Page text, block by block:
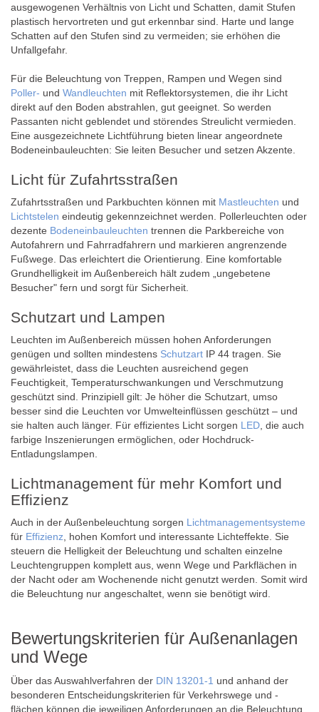
ausgewogenen Verhältnis von Licht und Schatten, damit Stufen
plastisch hervortreten und gut erkennbar sind. Harte und lange
Schatten auf den Stufen sind zu vermeiden; sie erhöhen die
Unfallgefahr.
Für die Beleuchtung von Treppen, Rampen und Wegen sind
Poller- und Wandleuchten mit Reflektorsystemen, die ihr Licht
direkt auf den Boden abstrahlen, gut geeignet. So werden
Passanten nicht geblendet und störendes Streulicht vermieden.
Eine ausgezeichnete Lichtführung bieten linear angeordnete
Bodeneinbauleuchten: Sie leiten Besucher und setzen Akzente.
Licht für Zufahrtsstraßen
Zufahrtsstraßen und Parkbuchten können mit Mastleuchten und
Lichtstelen eindeutig gekennzeichnet werden. Pollerleuchten oder
dezente Bodeneinbauleuchten trennen die Parkbereiche von
Autofahrern und Fahrradfahrern und markieren angrenzende
Fußwege. Das erleichtert die Orientierung. Eine komfortable
Grundhelligkeit im Außenbereich hält zudem „ungebetene
Besucher" fern und sorgt für Sicherheit.
Schutzart und Lampen
Leuchten im Außenbereich müssen hohen Anforderungen
genügen und sollten mindestens Schutzart IP 44 tragen. Sie
gewährleistet, dass die Leuchten ausreichend gegen
Feuchtigkeit, Temperaturschwankungen und Verschmutzung
geschützt sind. Prinzipiell gilt: Je höher die Schutzart, umso
besser sind die Leuchten vor Umwelteinflüssen geschützt – und
sie halten auch länger. Für effizientes Licht sorgen LED, die auch
farbige Inszenierungen ermöglichen, oder Hochdruck-
Entladungslampen.
Lichtmanagement für mehr Komfort und
Effizienz
Auch in der Außenbeleuchtung sorgen Lichtmanagementsysteme
für Effizienz, hohen Komfort und interessante Lichteffekte. Sie
steuern die Helligkeit der Beleuchtung und schalten einzelne
Leuchtengruppen komplett aus, wenn Wege und Parkflächen in
der Nacht oder am Wochenende nicht genutzt werden. Somit wird
die Beleuchtung nur angeschaltet, wenn sie benötigt wird.
Bewertungskriterien für Außenanlagen
und Wege
Über das Auswahlverfahren der DIN 13201-1 und anhand der
besonderen Entscheidungskriterien für Verkehrswege und -
flächen können die jeweiligen Anforderungen an die Beleuchtung